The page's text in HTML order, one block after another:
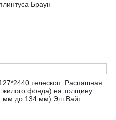
Браун
телескоп. Распашная
жилого фонда) на толщину
мм до 134 мм) Эш Вайт